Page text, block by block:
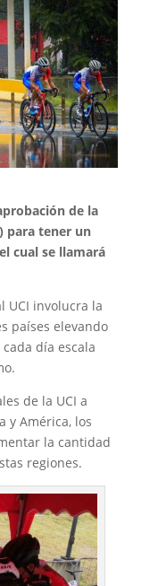
de la
para tener un
cual se llamará
UCI involucra la
países elevando
día escala
de la UCI a
y América, los
la cantidad
regiones.